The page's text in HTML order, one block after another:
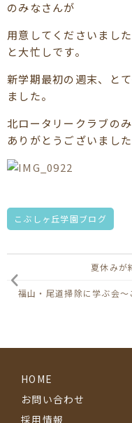
のみなさんが
用意してくださいまし
と大忙しです。
新学期最初の週末、と
ました。
北ロータリークラブの
ありがとうございました
こぶしヶ丘学園ブログ
夏休みが
福山・尾道掃除に学ぶ会
HOME
お問い合わせ
採用情報